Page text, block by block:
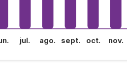
jul. ago. sept. oct. nov.